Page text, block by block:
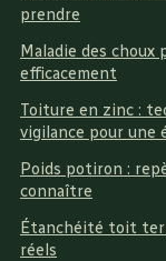
prendre
Maladie des
efficacement
Toiture en zinc :
vigilance pour une
Poids potiron :
connaître
Étanchéité toit
réels